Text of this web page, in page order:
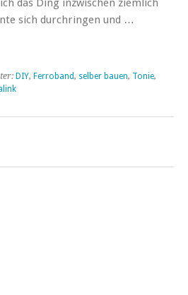
das Ding inzwischen ziemlich
sich durchringen und …
DIY, Ferroband, selber bauen, Tonie,